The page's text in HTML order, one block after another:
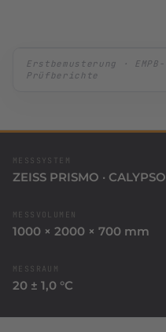
Erstbemusterung · EMPB-
Prüfberichte
MESSSYSTEM
ZEISS PRISMO · CALYPSO
MESSVOLUMEN
1000 × 2000 × 700 mm
MESSRAUM
20 ± 1,0 °C